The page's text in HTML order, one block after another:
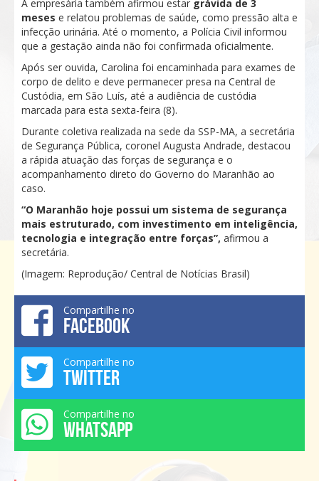
A empresária também afirmou estar grávida de 3
meses e relatou problemas de saúde, como pressão alta e
infecção urinária. Até o momento, a Polícia Civil informou
que a gestação ainda não foi confirmada oficialmente.
Após ser ouvida, Carolina foi encaminhada para exames de
corpo de delito e deve permanecer presa na Central de
Custódia, em São Luís, até a audiência de custódia
marcada para esta sexta-feira (8).
Durante coletiva realizada na sede da SSP-MA, a secretária
de Segurança Pública, coronel Augusta Andrade, destacou
a rápida atuação das forças de segurança e o
acompanhamento direto do Governo do Maranhão ao
caso.
“O Maranhão hoje possui um sistema de segurança
mais estruturado, com investimento em inteligência,
tecnologia e integração entre forças”, afirmou a
secretária.
(Imagem: Reprodução/ Central de Notícias Brasil)
Compartilhe no
FACEBOOK
Compartilhe no
TWITTER
Compartilhe no
WHATSAPP